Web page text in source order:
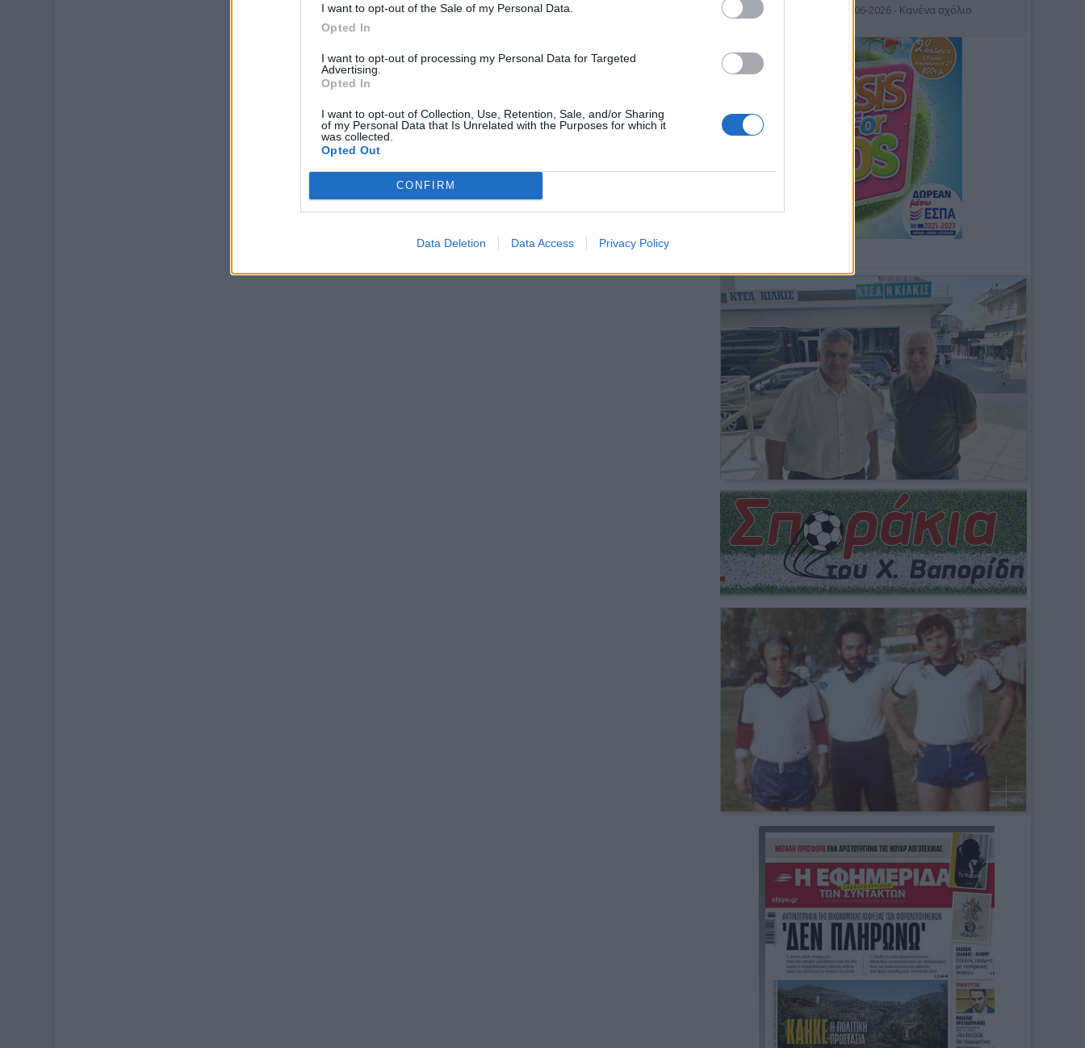
I want to opt-out of the Sale of my Personal Data.
Opted In
I want to opt-out of processing my Personal Data for Targeted
Advertising.
Opted In
I want to opt-out of Collection, Use, Retention, Sale, and/or Sharing
of my Personal Data that Is Unrelated with the Purposes for which it
was collected.
Opted Out
CONFIRM
Data Deletion Data Access Privacy Policy
19-06-2026 - Κανένα σχόλιο